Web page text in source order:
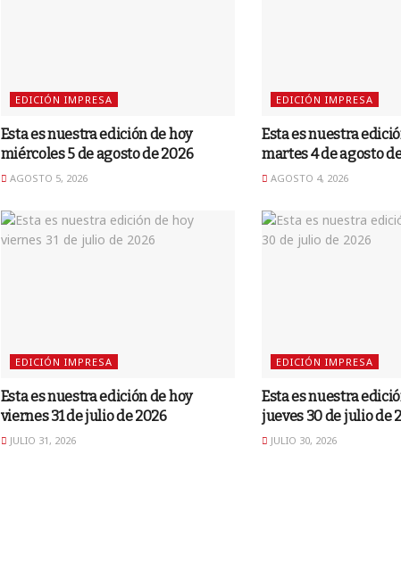
EDICIÓN IMPRESA
Esta es nuestra edición de hoy
miércoles 5 de agosto de 2026
AGOSTO 5, 2026
EDICIÓN IMPRESA
Esta es nuestra
martes 4 de agosto
AGOSTO 4, 2026
EDICIÓN IMPRESA
Esta es nuestra edición de hoy
viernes 31 de julio de 2026
JULIO 31, 2026
EDICIÓN IMPRESA
Esta es nuestra
jueves 30 de julio de
JULIO 30, 2026